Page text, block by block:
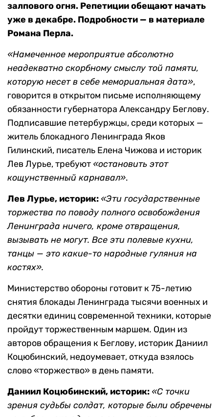
залпового огня. Репетиции обещают начать
уже в декабре. Подробности — в материале
Романа Перла.
«Намеченное мероприятие абсолютно
неадекватно скорбному смыслу той памяти,
которую несет в себе мемориальная дата»,
говорится в открытом письме исполняющему
обязанности губернатора Александру Беглову.
Подписавшие петербуржцы, среди которых —
житель блокадного Ленинграда Яков
Гилинский, писатель Елена Чижова и историк
Лев Лурье, требуют «остановить этот
кощунственный карнавал».
Лев Лурье, историк: «Эти государственные
торжества по поводу полного освобождения
Ленинграда ничего, кроме отвращения,
вызывать не могут. Все эти полевые кухни,
танцы — это какие-то народные гуляния на
костях».
Министерство обороны готовит к 75-летию
снятия блокады Ленинграда тысячи военных и
десятки единиц современной техники, которые
пройдут торжественным маршем. Один из
авторов обращения к Беглову, историк Даниил
Коцюбинский, недоумевает, откуда взялось
слово «торжество» в день памяти.
Даниил Коцюбинский, историк: «С точки
зрения судьбы солдат, которые были обречены